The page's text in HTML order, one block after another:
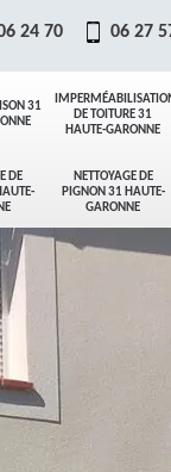
31
DE TOITURE 31
HAUTE-GARONNE
DE
NETTOYAGE DE
PIGNON 31 HAUTE-
GARONNE
24 70 06 27